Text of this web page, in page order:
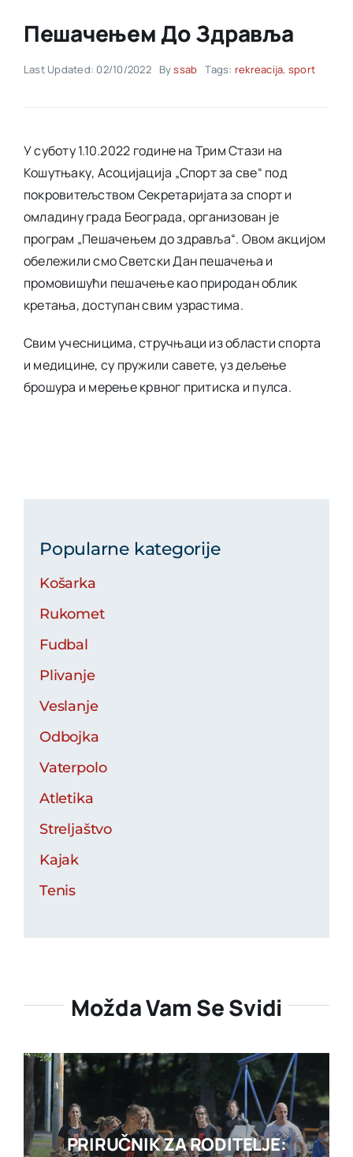
Akti SSAB
Пешачењем До Здравља
Last Updated: 02/10/2022 Byssab Tags: rekreacija, sport
У суботу 1.10.2022 године на Трим Стази на
Кошутњаку, Асоцијација „Спорт за све“ под
покровитељством Секретаријата за спорт и
омладину града Београда, организован je
програм „Пешачењем до здравља“. Овом акцијом
обележили смо Светски Дан пешачења и
промовишући пешачење као природан облик
кретања, доступан свим узрастима.
Свим учесницима, стручњаци из области спорта
и медицине, су пружили савете, уз дељење
брошура и мерење крвног притиска и пулса.
Popularne kategorije
Košarka
Rukomet
Fudbal
Plivanje
Veslanje
Odbojka
Vaterpolo
Atletika
Streljaštvo
Kajak
Tenis
Možda Vam Se Svidi
PRIRUČNIK ZA RODITELJE: